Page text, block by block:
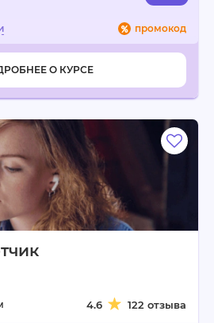
промокод
О КУРСЕ
4.6 122 отзыва